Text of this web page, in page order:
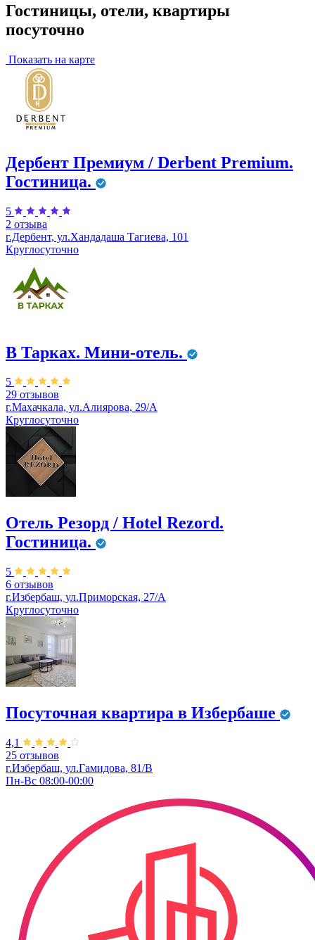
Гостиницы, отели, квартиры
посуточно
Показать на карте
Дербент Премиум / Derbent Premium.
Гостиница.
5
2 отзыва
г.Дербент, ул.​Хандадаша Тагиева, 101
Круглосуточно
В Тарках. Мини-отель.
5
29 отзывов
г.Махачкала, ул.Алиярова, 29/А
Круглосуточно
Отель Резорд / Hotel Rezord.
Гостиница.
5
6 отзывов
г.Избербаш, ул.Приморская, 27/А
Круглосуточно
Посуточная квартира в Избербаше
4,1
25 отзывов
г.Избербаш, ул.Гамидова, 81/В
Пн-Вс 08:00-00:00